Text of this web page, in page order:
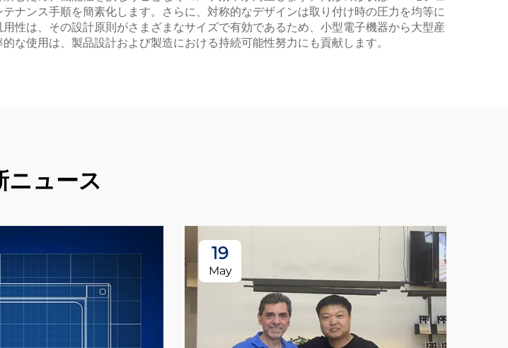
ナンス手順を簡素化します。さらに、対称的なデザインは取り付け時の圧力を均等に
性は、その設計原則がさまざまなサイズで有効であるため、小型電子機器から大型産
な使用は、製品設計および製造における持続可能性努力にも貢献します。
ニュース
19
May